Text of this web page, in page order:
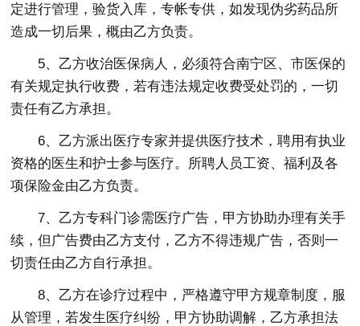
定进行管理，验货入库，专帐专供，如发现伪劣药品所
造成一切后果，概由乙方负责。
5、乙方收治医保病人，必须符合南宁区、市医保的
有关规定执行收费，若有违法规定收费受处罚的，一切
责任有乙方承担。
6、乙方派出医疗专家并提供医疗技术，聘用有执业
资格的医生和护士参与医疗。所聘人员工资、福利及各
项保险金由乙方负责。
7、乙方专科门诊需医疗广告，甲方协助办理有关手
续，但广告费由乙方支付，乙方不得违规广告，否则一
切责任由乙方自行承担。
8、乙方在诊疗过程中，严格遵守甲方规章制度，服
从管理，若发生医疗纠纷，甲方协助调解，乙方承担法